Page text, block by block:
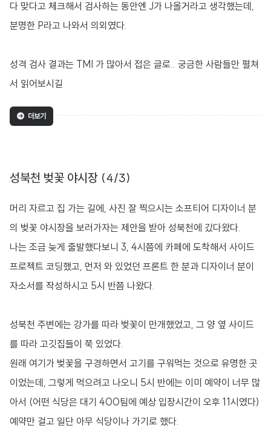
다 맞다고 체크해서 검사하는 동안엔 J가 나올거라고 생각했는데,
분명한 P라고 나와서 의외였다.
성격 검사 결과는 TMI 가 많아서 접은 글로.. 궁금한 사람들만 펼쳐
서 읽어보시길
더보기
성북천 벚꽃 야시장 (4/3)
머리 자르고 집 가는 길에, 사진 잘 찍으시는 소프티어 디자이너 분
의 벚꽃 야시장을 보러가자는 제안을 받아 성북천에 갔다왔다.
나는 조금 늦게 출발했다보니 3, 4시쯤에 카페에 도착해서 사이드
프로젝트 코딩했고, 먼저 와 있었던 프론트 한 분과 디자이너 분이
자소서를 작성하시고 5시 반쯤 나왔다.
성북천 주변에는 강가를 따라 벚꽃이 만개했었고, 그 양 옆 사이드
를 따라 고깃집들이 쭉 있었다.
원래 여기가 벚꽃을 구경하면서 고기를 구워먹는 것으로 유명한 곳
이었는데, 그렇게 먹으려고 나오니 5시 반에는 이미 예약이 너무 많
아서 (어떤 식당은 대기 400팀에 예상 입장시간이 오후 11시였다)
예약만 걸고 일단 아무 식당이나 가기로 했다.